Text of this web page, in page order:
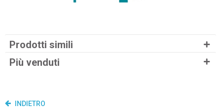
Prodotti simili
Più venduti
INDIETRO